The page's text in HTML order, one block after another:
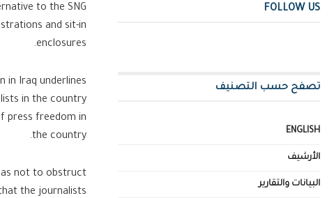
to the SNG
and sit-in
enclosures.
in Iraq underlines
in the country
press freedom in
the country.
as not to obstruct
the journalists
FOLLOW US
تصفح حسب التصنيف
ENGLISH
الأرشيف
البيانات والتقارير